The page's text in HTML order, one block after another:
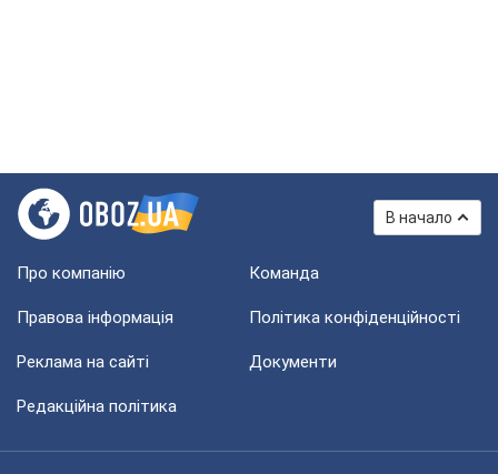
В начало
Про компанію Команда
Правова інформація Політика конфіденційності
Реклама на сайті Документи
Редакційна політика